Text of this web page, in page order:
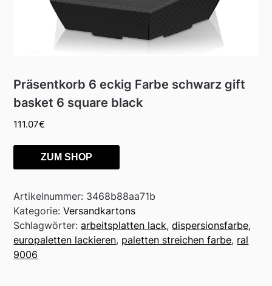
Präsentkorb 6 eckig Farbe schwarz gift
basket 6 square black
111.07€
ZUM SHOP
Artikelnummer: 3468b88aa71b
Kategorie:Versandkartons
Schlagwörter:arbeitsplatten lack,dispersionsfarbe,
europaletten lackieren, paletten streichen farbe, ral
9006